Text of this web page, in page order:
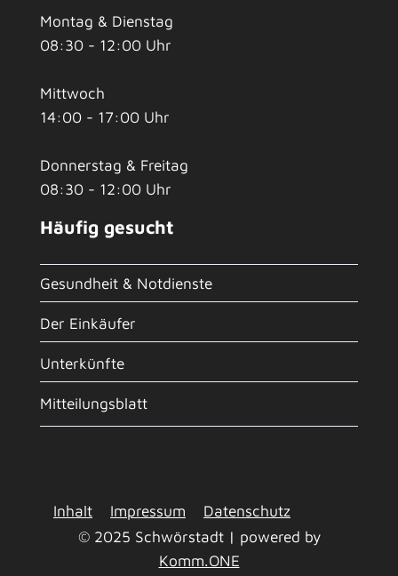
Montag & Dienstag
08:30 - 12:00 Uhr
Mittwoch
14:00 - 17:00 Uhr
Donnerstag & Freitag
08:30 - 12:00 Uhr
Häufig gesucht
Gesundheit & Notdienste
Der Einkäufer
Unterkünfte
Mitteilungsblatt
Inhalt Impressum
Datenschutz
© 2025 Schwörstadt | powered by
Komm.ONE